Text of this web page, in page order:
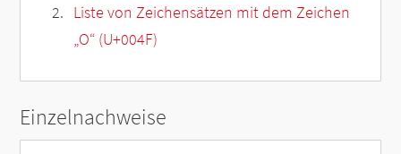
Liste von Zeichensätzen mit dem Zeichen
„O“ (U+004F)
Einzelnachweise